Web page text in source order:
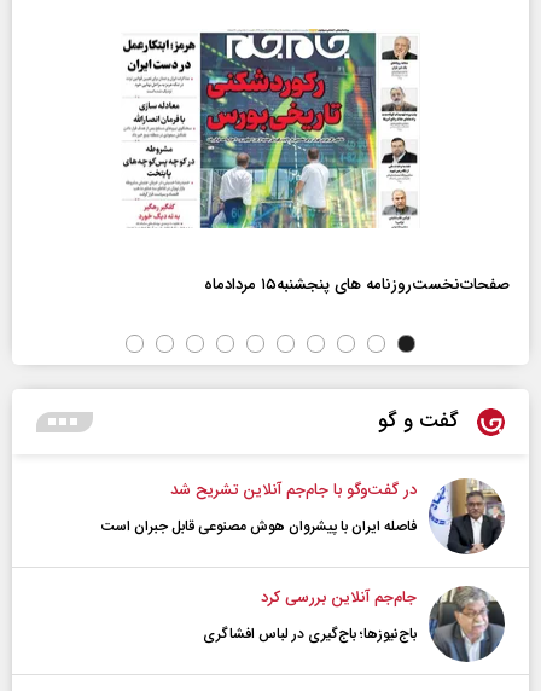
صفحات‌نخست‌روزنامه ها‌ی پنجشنبه‌۱۵ مردادماه
گفت و گو
در گفت‌و‌گو با جام‌جم آنلاین تشریح شد
فاصله ایران با پیشرو‌ان هوش مصنوعی قابل جبران است
جام‌جم آنلاین بررسی کرد
باج‌نیوزها؛ باج‌گیری در لباس افشاگری